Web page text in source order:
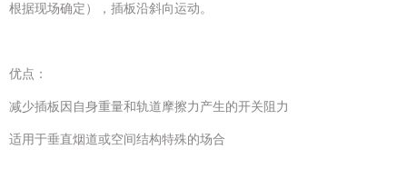
根据现场确定），插板沿斜向运动。
优点：
减少插板因自身重量和轨道摩擦力产生的开关阻力
适用于垂直烟道或空间结构特殊的场合